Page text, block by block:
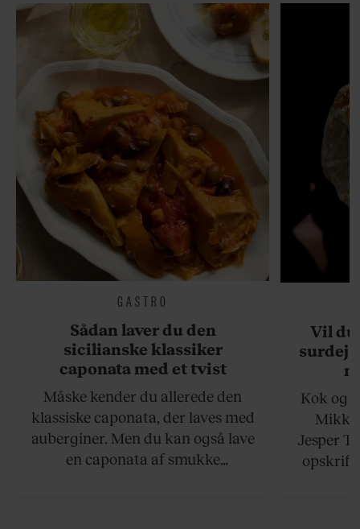
GASTRO
Sådan laver du den
sicilianske klassiker
caponata med et tvist
Måske kender du allerede den
klassiske caponata, der laves med
auberginer. Men du kan også lave
en caponata af smukke
Vil du
Kok og
Jesper
opskrift